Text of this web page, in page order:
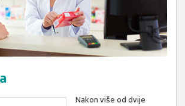
Nakon više od dvije